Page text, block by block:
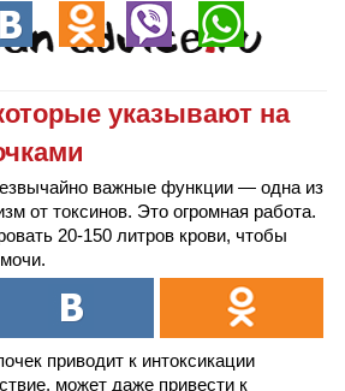
указывают на
важные функции — одна из
от токсинов. Это огромная работа.
20-150 литров крови, чтобы
приводит к интоксикации
может даже привести к